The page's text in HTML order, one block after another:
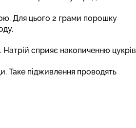
Для цього 2 грами порошку
сприяє накопиченню цукрів
Таке підживлення проводять